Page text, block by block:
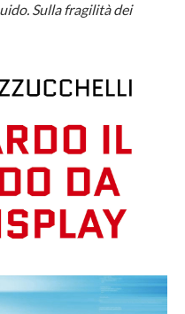
Sulla fragilità dei